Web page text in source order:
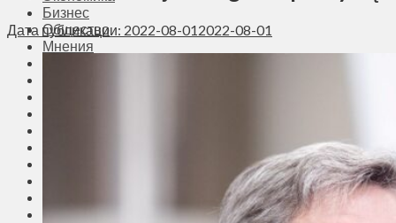
Бизнес
Общество
Мнения
Сейм Литвы
Дата публикации: 2022-08-012022-08-01